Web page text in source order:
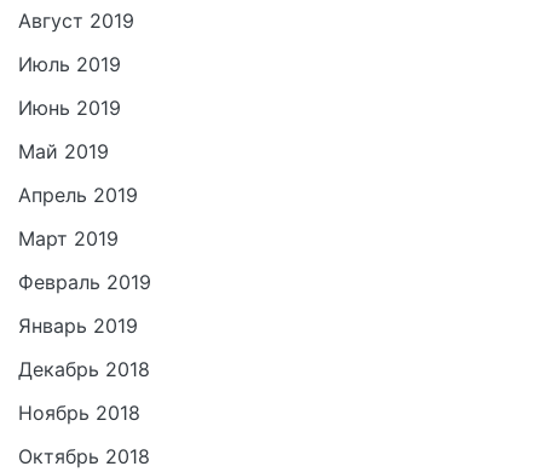
Август 2019
Июль 2019
Июнь 2019
Май 2019
Апрель 2019
Март 2019
Февраль 2019
Январь 2019
Декабрь 2018
Ноябрь 2018
Октябрь 2018